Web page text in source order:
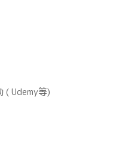
( Udemy等)